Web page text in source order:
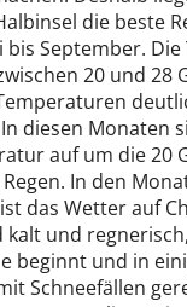
die beste
bis September.
20 und 28
diesen Monaten
auf um die 20
In den
das Wetter auf
kalt und
beginnt und in
Schneefällen